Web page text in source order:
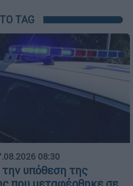
TAG
08:30
την υπόθεση της